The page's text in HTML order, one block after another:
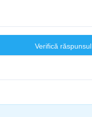
Verifică răspunsul